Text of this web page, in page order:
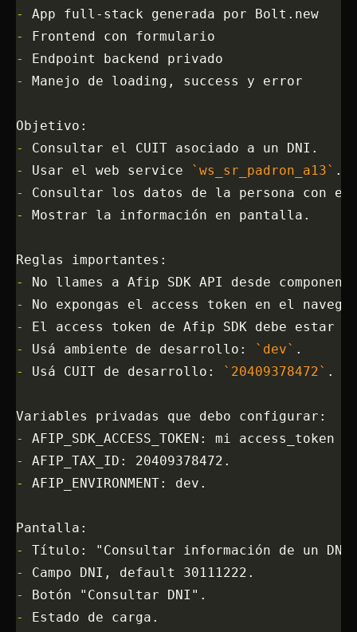
-
App full-stack generada por Bolt.new
-
Frontend con formulario
-
Endpoint backend privado
-
Manejo de loading, success y error
Objetivo:
-
Consultar el CUIT asociado a un DNI.
-
Usar el web service `ws_sr_padron_a13` .
-
Consultar los datos de la persona con el
-
Mostrar la información en pantalla.
Reglas importantes:
-
No llames a Afip SDK API desde
-
No expongas el access token en el
-
El access token de Afip SDK debe estar
-
Usá ambiente de desarrollo: `dev` .
-
Usá CUIT de desarrollo: `20409378472` .
Variables privadas que debo configurar:
-
AFIP_SDK_ACCESS_TOKEN: mi access_token
-
AFIP_TAX_ID: 20409378472.
-
AFIP_ENVIRONMENT: dev.
Pantalla:
-
Título: "Consultar información de un
-
Campo DNI, default 30111222.
-
Botón "Consultar DNI".
-
Estado de carga.